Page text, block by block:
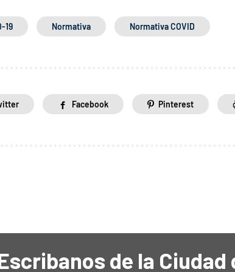
19 Normativa Normativa COVID
Facebook Pinterest
de la